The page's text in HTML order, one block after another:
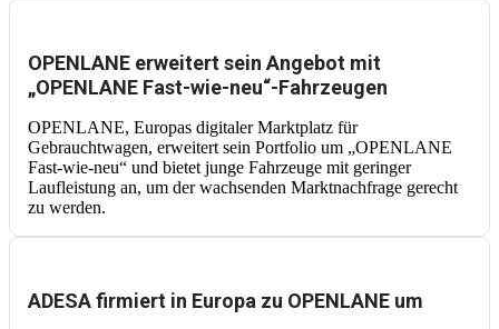
OPENLANE erweitert sein Angebot mit
„OPENLANE Fast-wie-neu“-Fahrzeugen
OPENLANE, Europas digitaler Marktplatz für
Gebrauchtwagen, erweitert sein Portfolio um „OPENLANE
Fast-wie-neu“ und bietet junge Fahrzeuge mit geringer
Laufleistung an, um der wachsenden Marktnachfrage gerecht
zu werden.
ADESA firmiert in Europa zu OPENLANE um